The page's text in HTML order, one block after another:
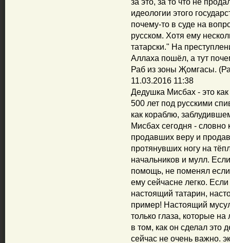
за это, за то что не
идеологии этого
почему-то в суде на
русском. Хотя ему
татарски." На
Аллаха пошёл, а тут
Раб из зоны Җомгасы.
11.03.2016 11:38
Дедушка Мисбах - это
500 лет под русскими
как кораблю,
Мисбах сегодня -
продавших веру и
протянувших ногу на
начальников и мулл.
помощь, не поменял
ему сейчасне легко.
настоящий татарин,
пример! Настоящий
только глаза, которые
в том, как он сделал это
сейчас не очень важно.